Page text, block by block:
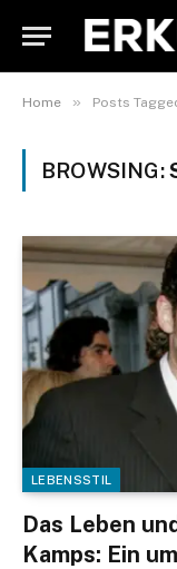
Home » Posts
BROWSING:
LEBENSSTIL
Das Leben
Kamps: Ein